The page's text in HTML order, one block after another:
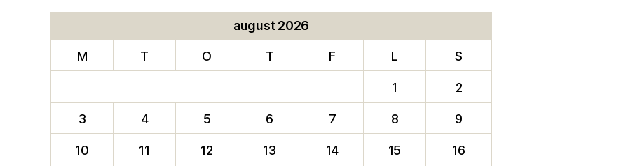
august 2026
M T O T F L S
1 2
3 4 5 6 7 8 9
10 11 12 13 14 15 16